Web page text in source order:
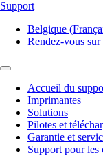
Support
Belgique
Rendez-vous
Accueil du
Imprimantes
Solutions
Pilotes et
Garantie et
Support pour les